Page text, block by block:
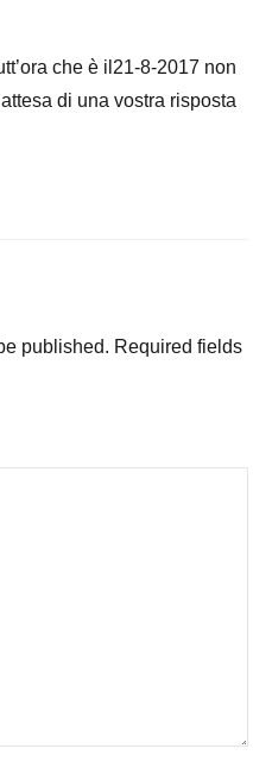
che è il21-8-2017 non
di una vostra risposta
published. Required fields